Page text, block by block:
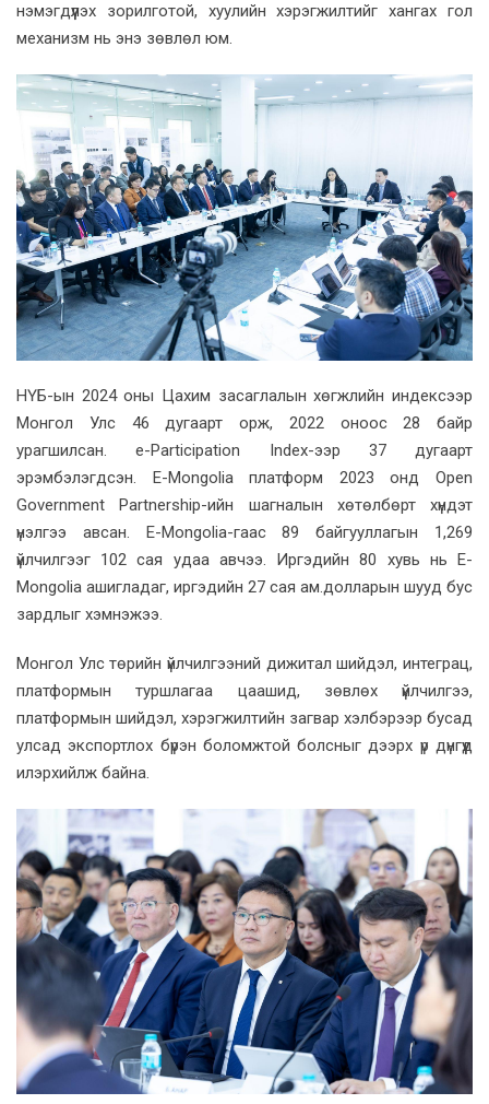
нэмэгдүүлэх зорилготой, хуулийн хэрэгжилтийг хангах гол
механизм нь энэ зөвлөл юм.
НҮБ-ын 2024 оны Цахим засаглалын хөгжлийн индексээр
Монгол Улс 46 дугаарт орж, 2022 оноос 28 байр
урагшилсан. e-Participation Index-ээр 37 дугаарт
эрэмбэлэгдсэн. Е-Mongolia платформ 2023 онд Open
Government Partnership-ийн шагналын хөтөлбөрт хүндэт
үнэлгээ авсан. Е-Mongolia-гаас 89 байгууллагын 1,269
үйлчилгээг 102 сая удаа авчээ. Иргэдийн 80 хувь нь Е-
Mongolia ашигладаг, иргэдийн 27 сая ам.долларын шууд бус
зардлыг хэмнэжээ.
Монгол Улс төрийн үйлчилгээний дижитал шийдэл, интеграц,
платформын туршлагаа цаашид, зөвлөх үйлчилгээ,
платформын шийдэл, хэрэгжилтийн загвар хэлбэрээр бусад
улсад экспортлох бүрэн боломжтой болсныг дээрх үр дүнгүүд
илэрхийлж байна.